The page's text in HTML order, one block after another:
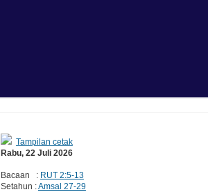
Tampilan cetak
Rabu, 22 Juli 2026
Bacaan : RUT 2:5-13
Setahun :Amsal 27-29